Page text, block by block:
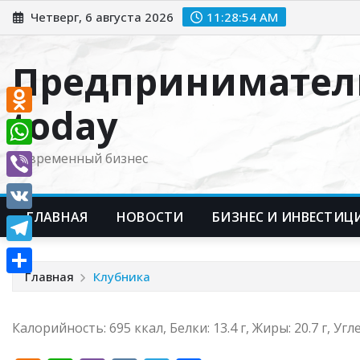
Перейти
к
Четверг, 6 августа 2026 11:28:55 AM
today
Современный бизнес
ГЛАВНАЯ НОВОСТИ БИЗНЕС И
Главная Клубника
Калорийность: 695 ккал, Белки: 13.4 г, Жиры: 20.7 г,
Odnoklassniki
WhatsApp
Viber
VK
Telegram
Отправить